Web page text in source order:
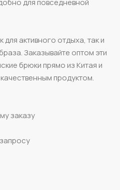
для повседневной
активного отдыха, так и
Заказывайте оптом эти
брюки прямо из Китая и
продуктом.
заказу